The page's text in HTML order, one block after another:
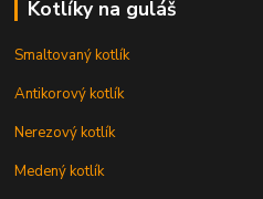
Kotlíky na guláš
Smaltovaný kotlík
Antikorový kotlík
Nerezový kotlík
Medený kotlík